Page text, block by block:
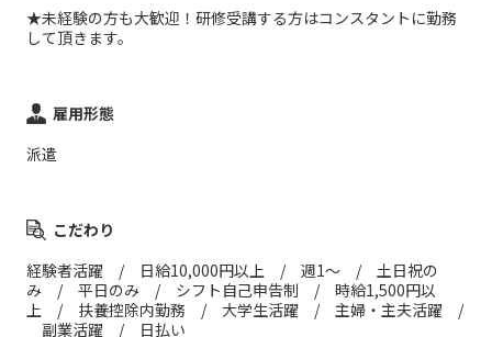
★未経験の方も大歓迎！研修受講する方はコンスタントに勤務
して頂きます。
雇用形態
派遣
こだわり
経験者活躍 / 日給10,000円以上 / 週1～ / 土日祝の
み / 平日のみ / シフト自己申告制 / 時給1,500円以
上 / 扶養控除内勤務 / 大学生活躍 / 主婦・主夫活躍 /
副業活躍 / 日払い